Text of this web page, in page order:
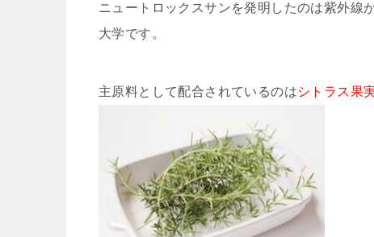
ニュートロックスサンを発明したのは紫外線
大学です。
主原料として配合されているのはシトラス果